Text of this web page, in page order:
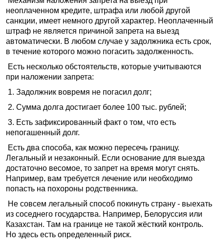
неоплаченном кредите, штрафа или любой другой
санкции, имеет немного другой характер. Неоплаченный
штраф не является причиной запрета на выезд
автоматически. В любом случае у задолжника есть срок,
в течение которого можно погасить задолженность.
Есть несколько обстоятельств, которые учитываются
при наложении запрета:
1. Задолжник вовремя не погасил долг;
2. Сумма долга достигает более 100 тыс. рублей;
3. Есть зафиксированный факт о том, что есть
непогашенный долг.
Есть два способа, как можно пересечь границу.
Легальный и незаконный. Если основание для выезда
достаточно весомое, то запрет на время могут снять.
Например, вам требуется лечение или необходимо
попасть на похороны родственника.
Не совсем легальный способ покинуть страну - выехать
из соседнего государства. Например, Белоруссия или
Казахстан. Там на границе не такой жёсткий контроль.
Но здесь есть определенный риск.